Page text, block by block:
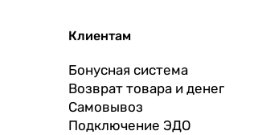
Клиентам
Бонусная система
Возврат товара и денег
Самовывоз
Подключение ЭДО